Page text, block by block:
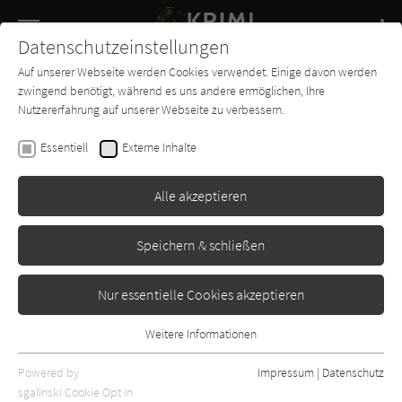
SUCHE
Buch-
Entdecker
Forum Charts
Stefan Slupetzky
Halsknacker
Erschienen: Januar 2011 Bibliogr. Angaben
Datenschutzeinstellungen
Auf unserer Webseite werden Cookies verwendet. Einige davon werden
zwingend benötigt, während es uns andere ermöglichen, Ihre
Nutzererfahrung auf unserer Webseite zu verbessern.
Essentiell Externe Inhalte
Alle akzeptieren
Speichern & schließen
Nur essentielle Cookies akzeptieren
Essentielle Cookies werden für grundlegende Funktionen der
Webseite benötigt. Dadurch ist gewährleistet, dass die Webseite
Weitere Informationen
Powered by
sgalinski Cookie Opt In
Impressum | Datenschutz